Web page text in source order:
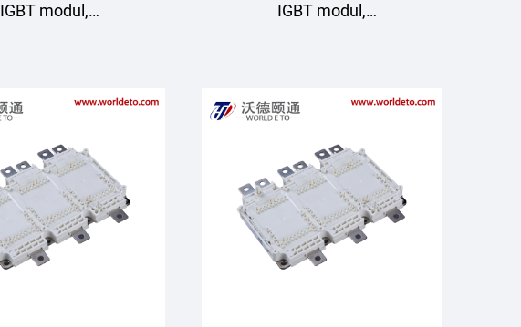
IGBT modul,
Starpower
IGBT modul,
Starpower